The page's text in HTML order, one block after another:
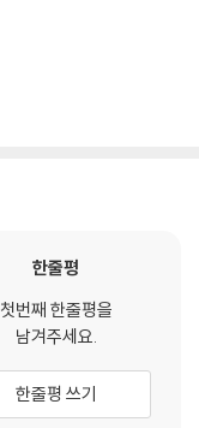
한줄평
첫번째 한줄평을
남겨주세요.
한줄평 쓰기